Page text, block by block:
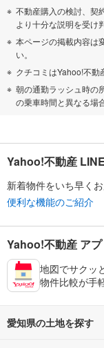
不動産購入の検討、契
より十分な説明を受け
本ページの掲載内容は
い。
クチコミはYahoo!不動
朝の通勤ラッシュ時の
の乗車時間と異なる場
Yahoo!不動産
新着物件をいち早くお
便利な機能のご紹介
Yahoo!不動産 アプ
地図でサクッ
物件比較が手
愛知県の土地を探す